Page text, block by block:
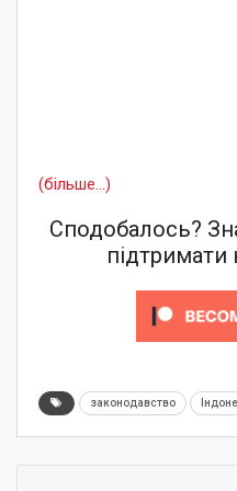
(більше…)
Сподобалось?
підтримати
законодавство